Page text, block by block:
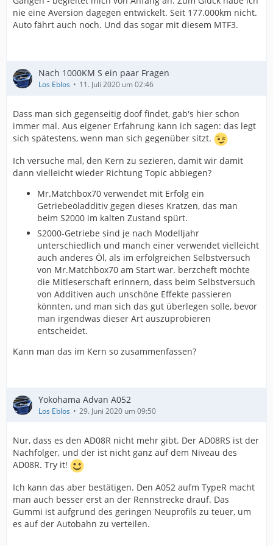
nie eine Aversion dagegen entwickelt. Seit 177.000km nicht.
Auto fährt auch noch. Und das sogar mit diesem MTF3.
Nach 1000KM S ein paar Fragen
Los Eblos 11. Juli 2020 um 02:46
Dass man sich gegenseitig doof findet, gab's hier schon
immer mal. Aus eigener Erfahrung kann ich sagen: das legt
sich spätestens, wenn man sich gegenüber sitzt.
Ich versuche mal, den Kern zu sezieren, damit wir damit
dann vielleicht wieder Richtung Topic abbiegen?
Mr.Matchbox70 verwendet mit Erfolg ein
Getriebeöladditiv gegen dieses Kratzen, das man
beim S2000 im kalten Zustand spürt.
S2000-Getriebe sind je nach Modelljahr
unterschiedlich und manch einer verwendet vielleicht
auch anderes Öl, als im erfolgreichen Selbstversuch
von Mr.Matchbox70 am Start war. berzcheft möchte
die Mitleserschaft erinnern, dass beim Selbstversuch
von Additiven auch unschöne Effekte passieren
könnten, und man sich das gut überlegen solle, bevor
man irgendwas dieser Art auszuprobieren
entscheidet.
Kann man das im Kern so zusammenfassen?
Yokohama Advan A052
Los Eblos 29. Juni 2020 um 09:50
Nur, dass es den AD08R nicht mehr gibt. Der AD08RS ist der
Nachfolger, und der ist nicht ganz auf dem Niveau des
AD08R. Try it!
Ich kann das aber bestätigen. Den A052 aufm TypeR macht
man auch besser erst an der Rennstrecke drauf. Das
Gummi ist aufgrund des geringen Neuprofils zu teuer, um
es auf der Autobahn zu verteilen.